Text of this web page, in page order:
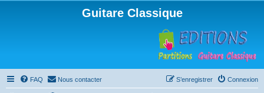
Guitare Classique
FAQ Nous contacter Connexion
S’enregistrer